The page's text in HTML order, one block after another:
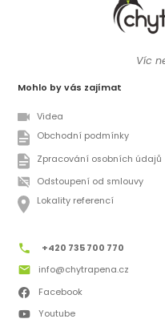
Víc
Mohlo by vás zajímat
Videa
Obchodní podmínky
Zpracování osobních údajů
Odstoupení od smlouvy
Lokality referencí
+420 735 700 770
info@chytrapena.cz
Facebook
Youtube